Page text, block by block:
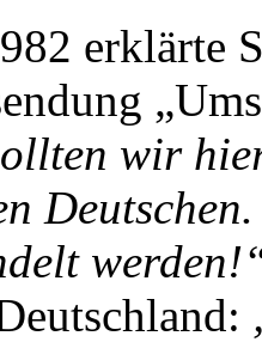
erklärte
wir